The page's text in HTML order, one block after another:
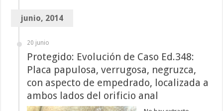
junio, 2014
20 junio
Protegido: Evolución de Caso Ed.348:
Placa papulosa, verrugosa, negruzca,
con aspecto de empedrado, localizada a
ambos lados del orificio anal